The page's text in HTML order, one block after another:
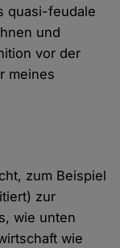
quasi-feudale
und
vor der
meines
zum Beispiel
zur
wie unten
wie